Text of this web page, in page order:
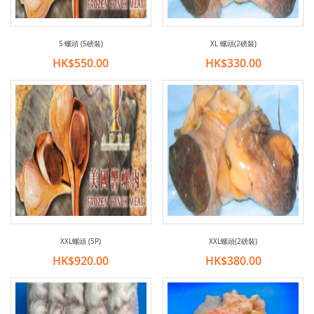
S 螺頭 (5磅裝)
HK$550.00
XL 螺頭(2磅裝)
HK$330.00
XXL螺頭 (5P)
HK$920.00
XXL螺頭(2磅裝)
HK$380.00